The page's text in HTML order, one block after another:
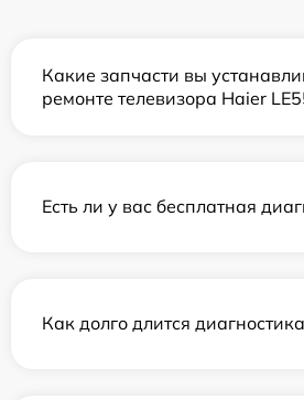
Какие запчасти вы
ремонте телевизора Haier
Есть ли у вас бесплатная
Как долго длится